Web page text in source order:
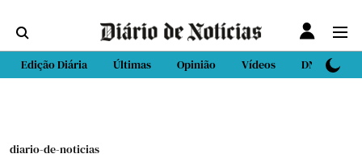
Edição Diária Últimas Opinião Vídeos DN Sport
diario-de-noticias